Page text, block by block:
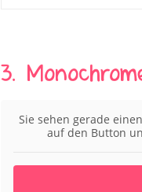
3.
Sie sehen gerade
auf den Button